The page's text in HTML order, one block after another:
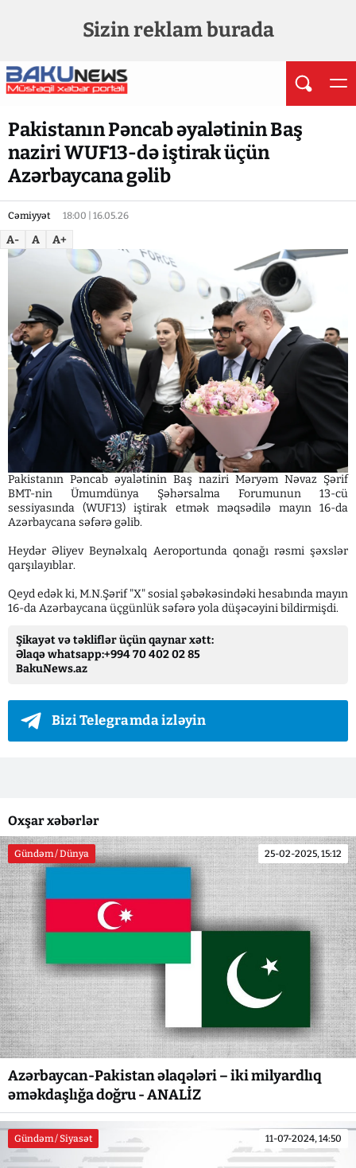
Sizin reklam burada
Pakistanın Pəncab əyalətinin Baş
naziri WUF13-də iştirak üçün
Azərbaycana gəlib
Cəmiyyət 18:00 | 16.05.26
A- A A+
Pakistanın Pəncab əyalətinin Baş naziri Məryəm Nəvaz Şərif
BMT-nin Ümumdünya Şəhərsalma Forumunun 13-cü
sessiyasında (WUF13) iştirak etmək məqsədilə mayın 16-da
Azərbaycana səfərə gəlib.
Heydər Əliyev Beynəlxalq Aeroportunda qonağı rəsmi şəxslər
qarşılayıblar.
Qeyd edək ki, M.N.Şərif "X" sosial şəbəkəsindəki hesabında mayın
16-da Azərbaycana üçgünlük səfərə yola düşəcəyini bildirmişdi.
Şikayət və təkliflər üçün qaynar xətt:
Əlaqə whatsapp:+994 70 402 02 85
BakuNews.az
Bizi Telegramda izləyin
Oxşar xəbərlər
Gündəm / Dünya 25-02-2025, 15:12
Azərbaycan-Pakistan əlaqələri – iki milyardlıq
əməkdaşlığa doğru - ANALİZ
Gündəm / Siyasət 11-07-2024, 14:50